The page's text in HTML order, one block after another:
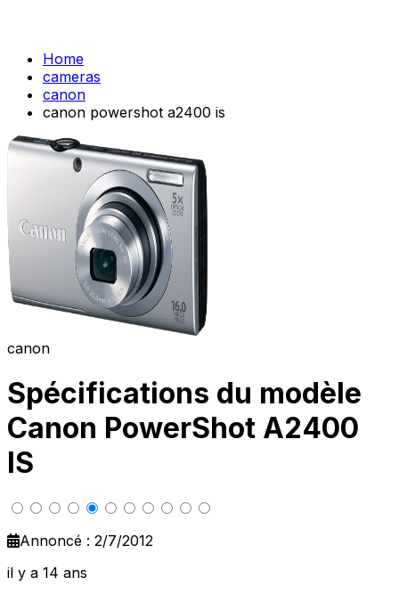
Home
cameras
canon
canon powershot a2400 is
canon
Spécifications du modèle
Canon PowerShot A2400
IS
Annoncé : 2/7/2012
il y a 14 ans